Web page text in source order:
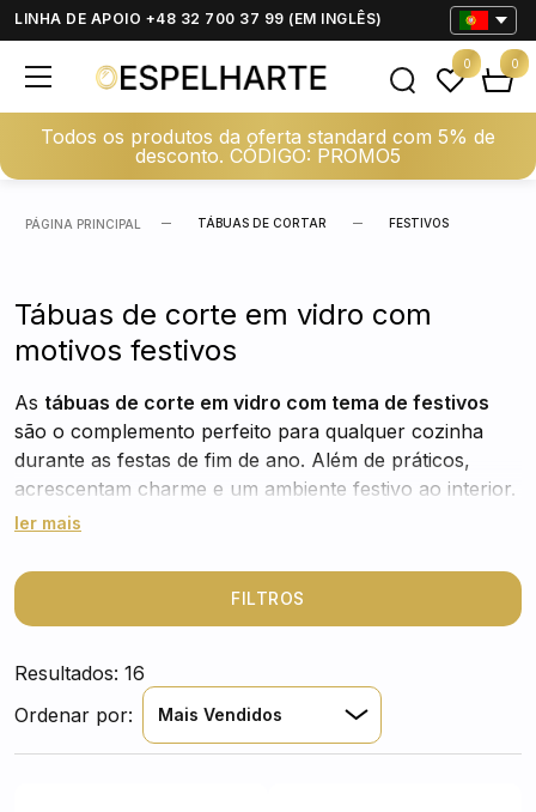
LINHA DE APOIO +48 32 700 37 99 (EM INGLÊS)
Todos os produtos da oferta standard com 5% de
desconto. CÓDIGO: PROMO5
0 0
PÁGINA PRINCIPAL TÁBUAS DE CORTAR FESTIVOS
Tábuas de corte em vidro com
motivos festivos
As tábuas de corte em vidro com tema de festivos
são o complemento perfeito para qualquer cozinha
durante as festas de fim de ano. Além de práticos,
acrescentam charme e um ambiente festivo ao interior.
ler mais
FILTROS
Resultados: 16
Ordenar por:
Mais Vendidos